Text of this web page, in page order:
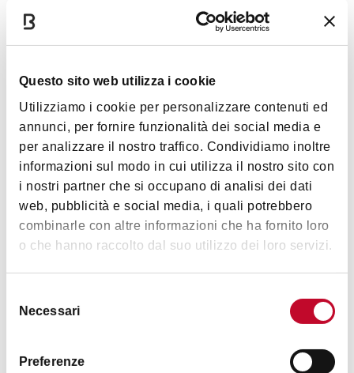
Questo sito web utilizza i cookie
Utilizziamo i cookie per personalizzare contenuti ed
annunci, per fornire funzionalità dei social media e
per analizzare il nostro traffico. Condividiamo inoltre
informazioni sul modo in cui utilizza il nostro sito con
i nostri partner che si occupano di analisi dei dati
web, pubblicità e social media, i quali potrebbero
combinarle con altre informazioni che ha fornito loro
o che hanno raccolto dal suo utilizzo dei loro servizi.
delNecessari
Preferenze
Servizi
Giardino/dehor
Per gruppi
Romantico
Accessibilità
Specialità
Tagliatella con pesce di paranza, Risotto alla moda di una
volta, Gran Fritto di pesce dell'Adriatico, Saraghina e
Dal nostro laboratorio: dolci, paste fresche, pane a
Bancomat, Mastercard, Visa
Mostra altro
Orari
Domenica: 12,00 - 15,00; 19,00 - 22,30